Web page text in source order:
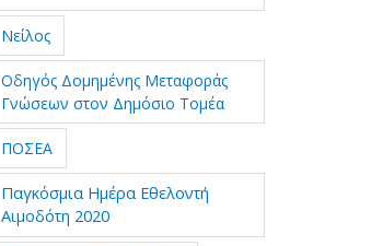
Νείλος
Οδηγός Δομημένης Μεταφοράς
Γνώσεων στον Δημόσιο Τομέα
ΠΟΣΕΑ
Παγκόσμια Ημέρα Εθελοντή
Αιμοδότη 2020